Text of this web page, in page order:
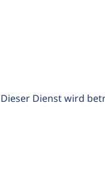
Dieser Dienst wird